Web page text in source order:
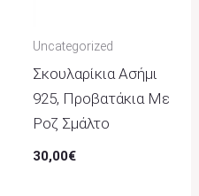
Uncategorized
Σκουλαρίκια Ασήμι
925, Προβατάκια Με
Ροζ Σμάλτο
30,00€